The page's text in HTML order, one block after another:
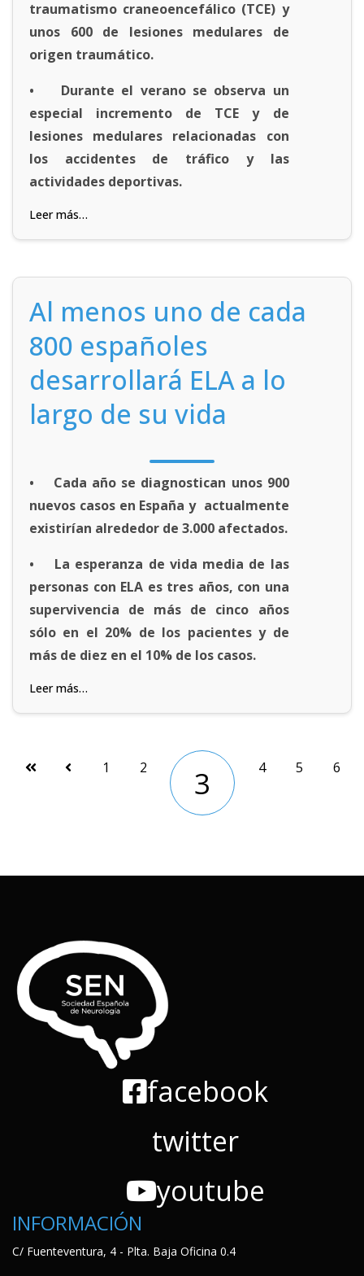
traumatismo craneoencefálico (TCE) y
unos 600 de lesiones medulares de
origen traumático.
• Durante el verano se observa un
especial incremento de TCE y de
lesiones medulares relacionadas con
los accidentes de tráfico y las
actividades deportivas.
Leer más…
Al menos uno de cada
800 españoles
desarrollará ELA a lo
largo de su vida
• Cada año se diagnostican unos 900
nuevos casos en España y actualmente
existirían alrededor de 3.000 afectados.
• La esperanza de vida media de las
personas con ELA es tres años, con una
supervivencia de más de cinco años
sólo en el 20% de los pacientes y de
más de diez en el 10% de los casos.
Leer más…
1 2 3 4 5 6
facebook
twitter
youtube
INFORMACIÓN
C/ Fuenteventura, 4 - Plta. Baja Oficina 0.4